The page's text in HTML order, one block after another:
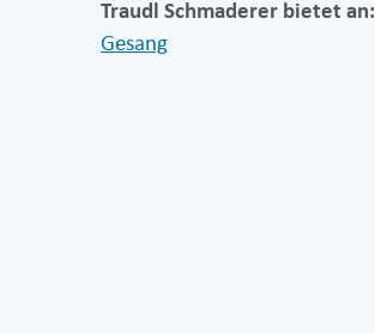
Traudl Schmaderer bietet an:
Gesang